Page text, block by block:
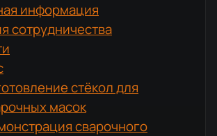
информация
сотрудничества
стёкол для
масок
сварочного